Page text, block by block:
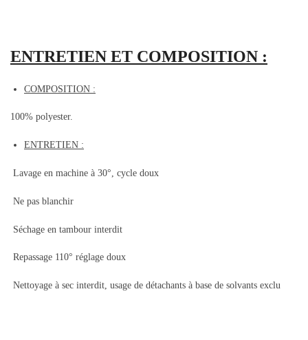
ENTRETIEN ET COMPOSITION :
COMPOSITION :
100% polyester.
ENTRETIEN :
Lavage en machine à 30°, cycle doux
Ne pas blanchir
Séchage en tambour interdit
Repassage 110° réglage doux
Nettoyage à sec interdit, usage de détachants à base de solvants exclu